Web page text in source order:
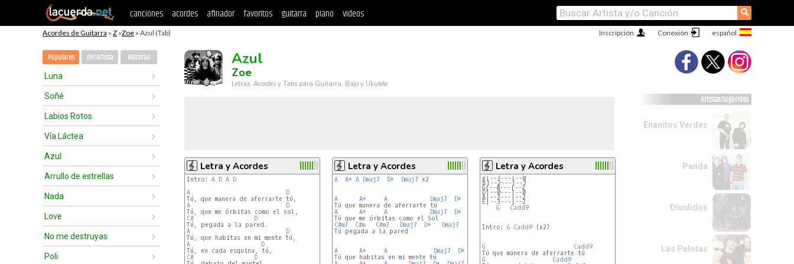
canciones acordes afinador favoritos guitarra piano videos ⚲
Acordes de Guitarra » Z »Zoe » Azul (Tab) Conexión
Inscripción
Populares del Artista Historial
Luna
Soñé
Labios Rotos
Vía Láctea
Azul
Arrullo de estrellas
Nada
Love
No me destruyas
Poli
Azul
Zoe
Letras, Acordes y Tabs para Guitarra, Bajo y Ukulele
Letra y Acordes
Intro: A D A D
A
D
A
D
C#
D
A
D
A
D
C#
D
Letra y Acordes
A A* A Dmaj7 D* Dmaj7 x2
A A* A Dmaj7 D*
Dmaj7
A
A* A Dmaj7 D*
C#m7
C#m C#m7 Dmaj7 D*
Dmaj7
Tú pegada a la pared
A A* A Dmaj7 D*
Dmaj7
Letra y Acordes
e|--3---|--0
B|--2---|--3
G|--0---|--2
D|--0---|--0
A|--3---|--2
E|--3---|--2
G Cadd9
Intro: G Cadd9 (x2)
G
Cadd9
G
Cadd9
Artistas Sugeridos
Enanitos Verdes
Panda
Divididos
Las Pelotas